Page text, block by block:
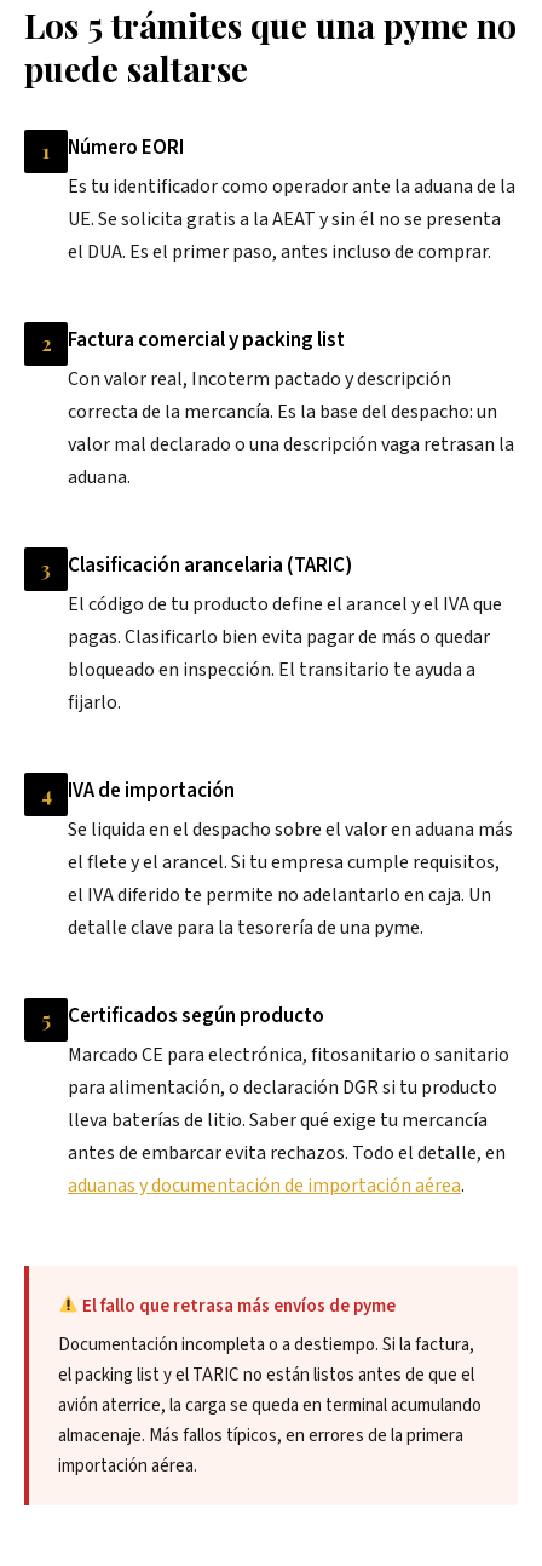
Los 5 trámites que una pyme no
puede saltarse
1 Número EORI
Es tu identificador como operador ante la aduana de la
UE. Se solicita gratis a la AEAT y sin él no se presenta
el DUA. Es el primer paso, antes incluso de comprar.
2 Factura comercial y packing list
Con valor real, Incoterm pactado y descripción
correcta de la mercancía. Es la base del despacho: un
valor mal declarado o una descripción vaga retrasan la
aduana.
3 Clasificación arancelaria (TARIC)
El código de tu producto define el arancel y el IVA que
pagas. Clasificarlo bien evita pagar de más o quedar
bloqueado en inspección. El transitario te ayuda a
fijarlo.
4 IVA de importación
Se liquida en el despacho sobre el valor en aduana más
el flete y el arancel. Si tu empresa cumple requisitos,
el IVA diferido te permite no adelantarlo en caja. Un
detalle clave para la tesorería de una pyme.
5 Certificados según producto
Marcado CE para electrónica, fitosanitario o sanitario
para alimentación, o declaración DGR si tu producto
lleva baterías de litio. Saber qué exige tu mercancía
antes de embarcar evita rechazos. Todo el detalle, en
aduanas y documentación de importación aérea.
El fallo que retrasa más envíos de pyme
Documentación incompleta o a destiempo. Si la factura,
el packing list y el TARIC no están listos antes de que el
avión aterrice, la carga se queda en terminal acumulando
almacenaje. Más fallos típicos, en errores de la primera
importación aérea.